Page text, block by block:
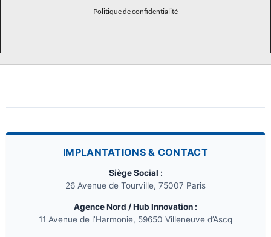
Politique de confidentialité
IMPLANTATIONS & CONTACT
Siège Social :
26 Avenue de Tourville, 75007 Paris
Agence Nord / Hub Innovation :
11 Avenue de l’Harmonie, 59650 Villeneuve d’Ascq